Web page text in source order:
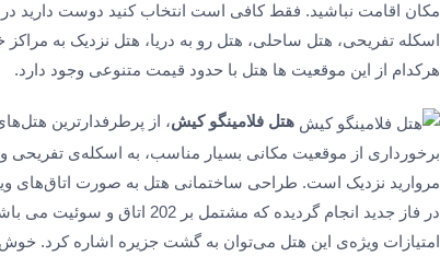
مکان اقامت نباشید. فقط کافی است انتخاب کنید دوست دارید در
اسکله تفریحی، هتل ساحلی، هتل رو به دریا، هتل نزدیک به مراکز
هرکدام از این موقعیت ها هتل با حدود قیمت متنوعی وجود دارد.
هتل فلامینگو کیش
برخورداری از موقعیت مکانی بسیار مناسب، به اسکله‌ی تفریحی و
در فاز جدید انجام گردیده که مشتمل
امتیازات ویژه‌ی این هتل می‌توان به گشت جزیره اشاره کرد.